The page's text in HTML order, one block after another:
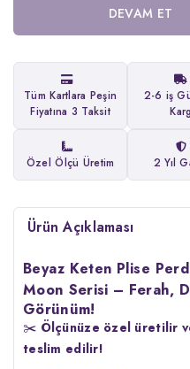
DEVAM ET
Tüm Kartlara Peşin
Fiyatına 3 Taksit
2-6 iş
Özel Ölçü Üretim 2 Yıl
Ürün Açıklaması
Beyaz Keten Plise
Moon Serisi – Ferah,
Görünüm!
✂️ Ölçünüze özel üretilir
teslim edilir!